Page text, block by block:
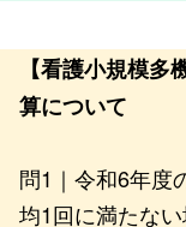
【看護小規模
算について
問1｜令和6年度
均1回に満たな